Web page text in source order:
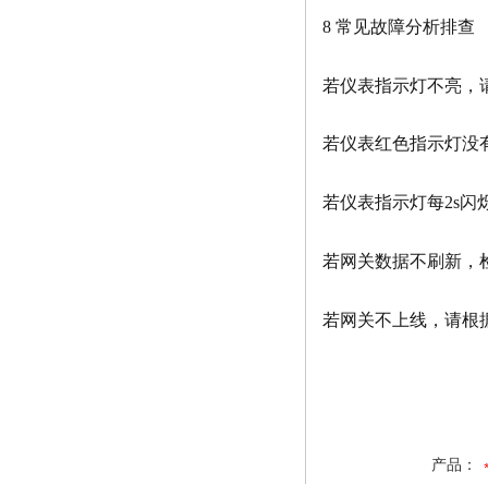
8 常见故障分析排查
若仪表指示灯不亮，
若仪表红色指示灯没
若仪表指示灯每2s闪
若网关数据不刷新，
若网关不上线，请根
产品：